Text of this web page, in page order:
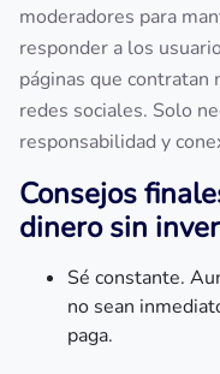
moderadores para
responder a los
páginas que contratan
redes sociales. Solo
responsabilidad y
Consejos
dinero sin
Sé constante.
no sean
paga.